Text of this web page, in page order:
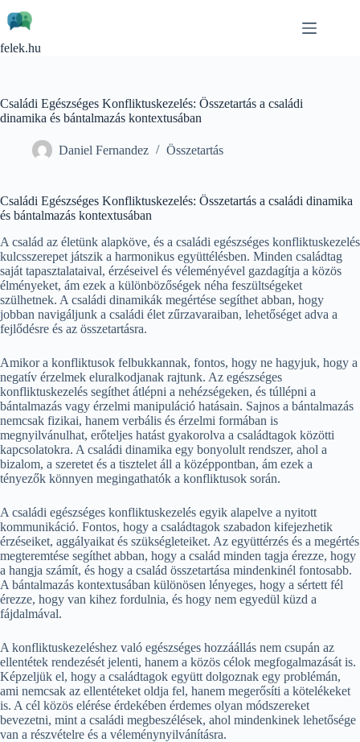
to
content
felek.hu
Családi Egészséges Konfliktuskezelés: Összetartás a családi
dinamika és bántalmazás kontextusában
Daniel Fernandez Összetartás
Családi Egészséges Konfliktuskezelés: Összetartás a családi dinamika
és bántalmazás kontextusában
A család az életünk alapköve, és a családi egészséges konfliktuskezelés
kulcsszerepet játszik a harmonikus együttélésben. Minden családtag
saját tapasztalataival, érzéseivel és véleményével gazdagítja a közös
élményeket, ám ezek a különbözőségek néha feszültségeket
szülhetnek. A családi dinamikák megértése segíthet abban, hogy
jobban navigáljunk a családi élet zűrzavaraiban, lehetőséget adva a
fejlődésre és az összetartásra.
Amikor a konfliktusok felbukkannak, fontos, hogy ne hagyjuk, hogy a
negatív érzelmek eluralkodjanak rajtunk. Az egészséges
konfliktuskezelés segíthet átlépni a nehézségeken, és túllépni a
bántalmazás vagy érzelmi manipuláció hatásain. Sajnos a bántalmazás
nemcsak fizikai, hanem verbális és érzelmi formában is
megnyilvánulhat, erőteljes hatást gyakorolva a családtagok közötti
kapcsolatokra. A családi dinamika egy bonyolult rendszer, ahol a
bizalom, a szeretet és a tisztelet áll a középpontban, ám ezek a
tényezők könnyen megingathatók a konfliktusok során.
A családi egészséges konfliktuskezelés egyik alapelve a nyitott
kommunikáció. Fontos, hogy a családtagok szabadon kifejezhetik
érzéseiket, aggályaikat és szükségleteiket. Az együttérzés és a megértés
megteremtése segíthet abban, hogy a család minden tagja érezze, hogy
a hangja számít, és hogy a család összetartása mindenkinél fontosabb.
A bántalmazás kontextusában különösen lényeges, hogy a sértett fél
érezze, hogy van kihez fordulnia, és hogy nem egyedül küzd a
fájdalmával.
A konfliktuskezeléshez való egészséges hozzáállás nem csupán az
ellentétek rendezését jelenti, hanem a közös célok megfogalmazását is.
Képzeljük el, hogy a családtagok együtt dolgoznak egy problémán,
ami nemcsak az ellentéteket oldja fel, hanem megerősíti a kötelékeket
is. A cél közös elérése érdekében érdemes olyan módszereket
bevezetni, mint a családi megbeszélések, ahol mindenkinek lehetősége
van a részvételre és a véleménynyilvánításra.